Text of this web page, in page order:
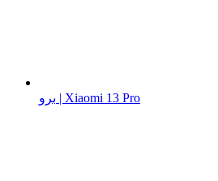
برو | Xiaomi 13 Pro